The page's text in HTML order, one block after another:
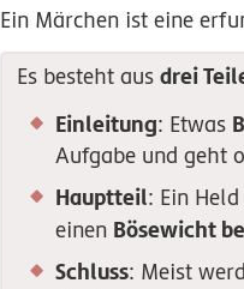
Ein Märchen ist eine
Es besteht aus drei
Einleitung: Etwas
Aufgabe und geht
Hauptteil: Ein
einen Bösewicht
Schluss: Meist